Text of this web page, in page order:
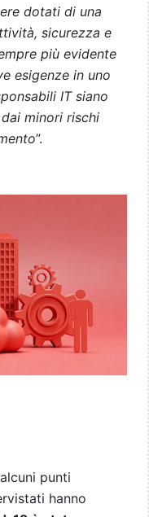
dotati di una
sicurezza e
più evidente
esigenze in uno
IT siano
minori rischi
”.
punti
hanno